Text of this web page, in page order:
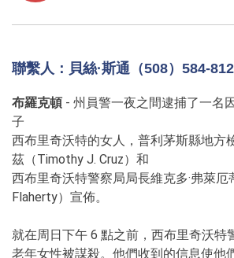
聯繫人：貝絲·斯通（508）584-
布羅克頓 - 州員警一夜之間逮捕了一名
子
西布里奇沃特的女人，普利茅斯縣地方
茲（Timothy J. Cruz）和
西布里奇沃特警察局局長維克多·弗萊
Flaherty）宣佈。
就在周日下午 6 點之前，西布里奇沃特
老年女性被謀殺。他們收到的信息使他